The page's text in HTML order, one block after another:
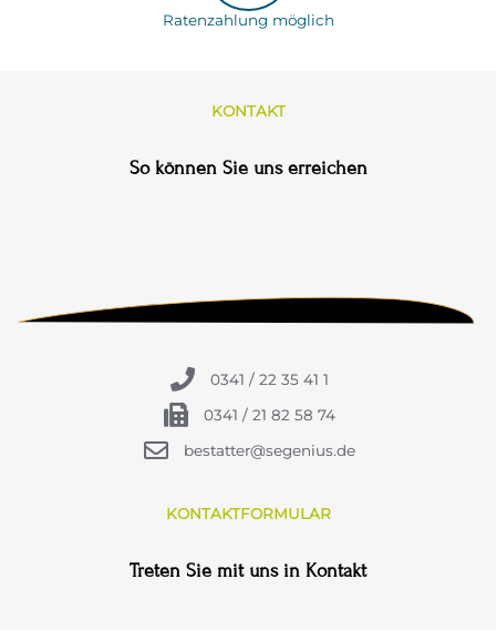
Ratenzahlung möglich
KONTAKT
So können Sie uns erreichen
0341 / 22 35 41 1
0341 / 21 82 58 74
bestatter@segenius.de
KONTAKTFORMULAR
Treten Sie mit uns in Kontakt